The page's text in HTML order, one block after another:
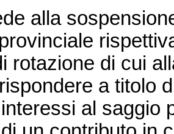
alla
rotazione di cui
a titolo
al saggio